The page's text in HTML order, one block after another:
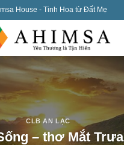
House - Tinh Hoa từ Đất Mẹ
CLB AN LẠC
– thơ Mắt Trưa